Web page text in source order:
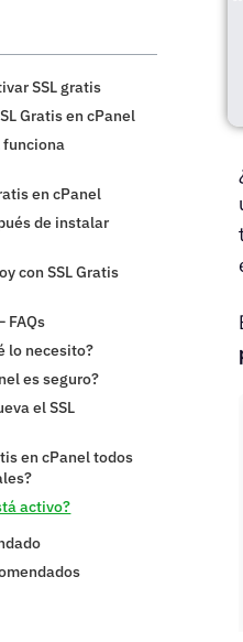
SSL gratis
Gratis en cPanel
funciona
en cPanel
de instalar
con SSL Gratis
FAQs
lo necesito?
es seguro?
el SSL
en cPanel todos
activo?